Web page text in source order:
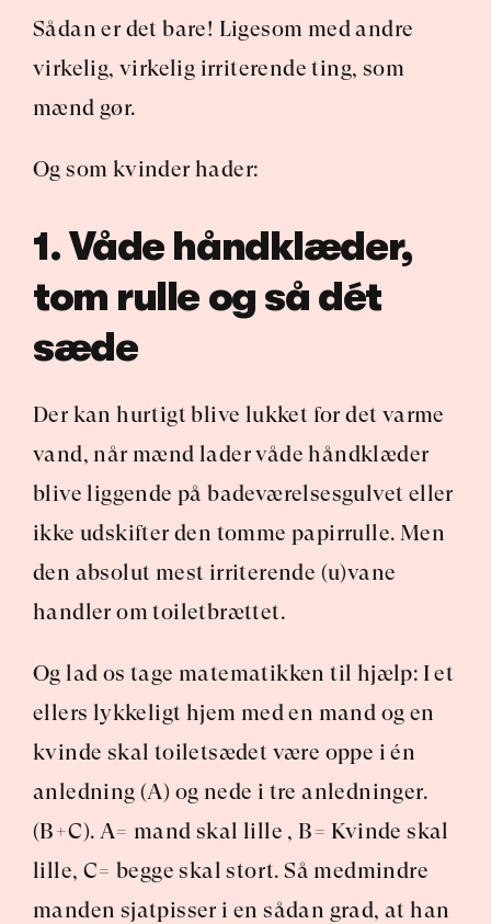
Sådan er det bare! Ligesom med andre
virkelig, virkelig irriterende ting, som
mænd gør.
Og som kvinder hader:
1. Våde håndklæder,
tom rulle og så dét
sæde
Der kan hurtigt blive lukket for det varme
vand, når mænd lader våde håndklæder
blive liggende på badeværelsesgulvet eller
ikke udskifter den tomme papirrulle. Men
den absolut mest irriterende (u)vane
handler om toiletbrættet.
Og lad os tage matematikken til hjælp: I et
ellers lykkeligt hjem med en mand og en
kvinde skal toiletsædet være oppe i én
anledning (A) og nede i tre anledninger.
(B+C). A= mand skal lille , B= Kvinde skal
lille, C= begge skal stort. Så medmindre
manden sjatpisser i en sådan grad, at han